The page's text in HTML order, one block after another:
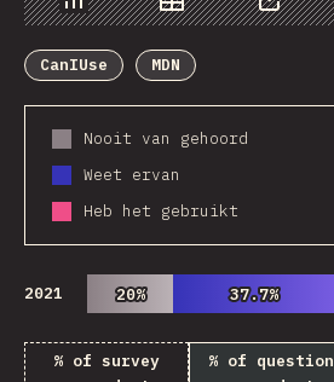
Chart Data Share
CanIUse
MDN
Nooit van gehoord
Weet ervan
Heb het gebruikt
2021 20%
20% 37.7%
37.7%
% of survey
% of question